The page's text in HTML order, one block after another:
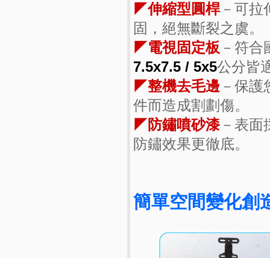
◤伸縮型圓桿－可拉
固，絕無斷裂之虞。
◤電視固定板 －符
7.5x7.5 / 5x5公分皆
◤整機去毛邊 －保
件而造成割劃傷。
◤防鏽噴砂漆－表面
防鏽效果更徹底。
簡單空間變化創